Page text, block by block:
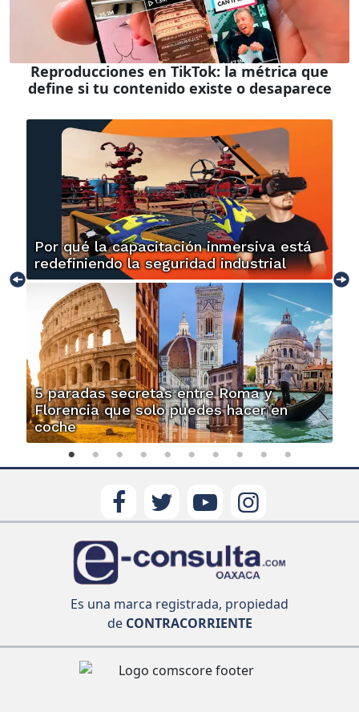
Reproducciones en TikTok: la métrica que
define si tu contenido existe o desaparece
Por qué la capacitación inmersiva está
redefiniendo la seguridad industrial
5 paradas secretas entre Roma y
Florencia que solo puedes hacer en
coche
Es una marca registrada, propiedad
deCONTRACORRIENTE